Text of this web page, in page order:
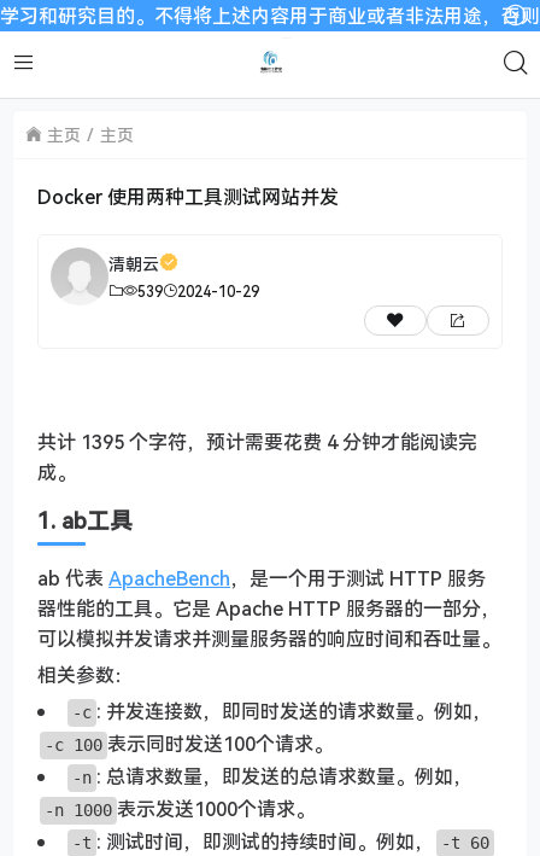
研究目的。不得将上述内容用于商业或者非法用途，否则
主页 主页
Docker 使用两种工具测试网站并发
清朝云
539 2024-10-29
共计 1395 个字符，预计需要花费 4 分钟才能阅读完
成。
1. ab工具
ab 代表ApacheBench，是一个用于测试 HTTP 服务
器性能的工具。它是 Apache HTTP 服务器的一部分，
可以模拟并发请求并测量服务器的响应时间和吞吐量。
相关参数：
-c : 并发连接数，即同时发送的请求数量。例如，
-c 100 表示同时发送100个请求。
-n : 总请求数量，即发送的总请求数量。例如，
-n 1000 表示发送1000个请求。
-t : 测试时间，即测试的持续时间。例如， -t 60